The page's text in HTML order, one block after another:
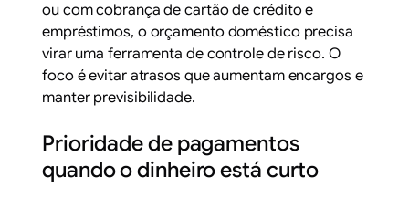
ou com cobrança de cartão de crédito e
empréstimos, o orçamento doméstico precisa
virar uma ferramenta de controle de risco. O
foco é evitar atrasos que aumentam encargos e
manter previsibilidade.
Prioridade de pagamentos
quando o dinheiro está curto